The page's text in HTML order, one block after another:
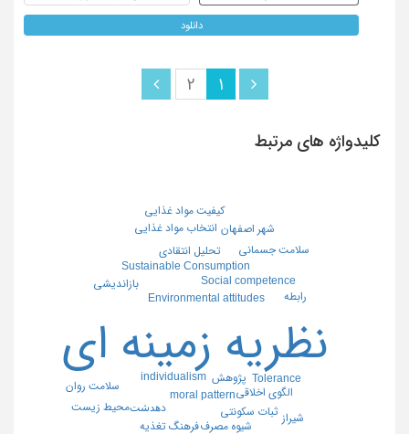
دانلود
1
2
کلیدواژه های مرتبط
نظریه زمینه ای
Environmental attitudes
individualism
moral pattern
Social competence
Sustainable Consumption
Tolerance
الگوی اخلاقی
تحلیل انتقادی
ثبات سکونتی
دﻫﺪﺷﺖ
شیوه مصرففرهنگ تغذیه
انتخاب مواد غذایی
بازاندیشی
پژوهش
رابطه
سلامت جسمانی
سلامت روان
شهر اصفهان
شیراز
محیط زیست
کیفیت مواد غذایی